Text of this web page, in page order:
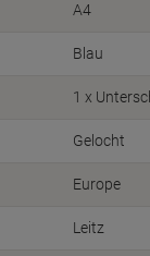
A4
Blau
1 x
Gelocht
Europe
Leitz